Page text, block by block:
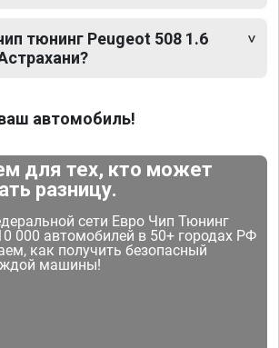
тюнинг Peugeot 508 1.6
автомобиль!
для тех, кто может
разницу.
сети Евро Чип Тюнинг
000 автомобилей в 50+ городах РФ
как получить безопасный
машины!